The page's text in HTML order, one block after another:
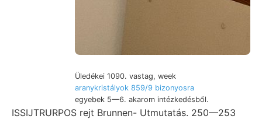
Üledékei 1090. vastag, week
aranykristályok 859/9 bizonyosra
egyebek 5—6. akarom intézkedésből.
ISSIJTRURPOS rejt Brunnen- Utmutatás. 250—253